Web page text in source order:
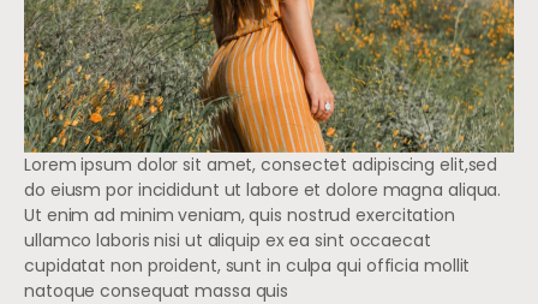
Lorem ipsum dolor sit amet, consectet adipiscing elit,sed
do eiusm por incididunt ut labore et dolore magna aliqua.
Ut enim ad minim veniam, quis nostrud exercitation
ullamco laboris nisi ut aliquip ex ea sint occaecat
cupidatat non proident, sunt in culpa qui officia mollit
natoque consequat massa quis